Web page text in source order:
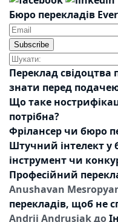
Бюро перекладів
Subscribe
Переклад
знати перед
Що таке
потрібна?
Фрілансер чи бюро
Штучний інтелект у
інструмент чи
Професійний
Anushavan
перекладів, щоб не
Andrii Andrusiakдо